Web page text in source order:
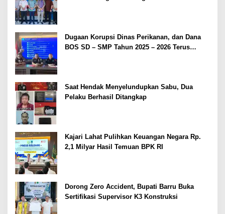
Dugaan Korupsi Dinas Perikanan, dan Dana
BOS SD – SMP Tahun 2025 – 2026 Terus
Saat Hendak Menyelundupkan Sabu, Dua
Pelaku Berhasil Ditangkap
Kajari Lahat Pulihkan Keuangan Negara Rp.
2,1 Milyar Hasil Temuan BPK RI
Dorong Zero Accident, Bupati Barru Buka
Sertifikasi Supervisor K3 Konstruksi